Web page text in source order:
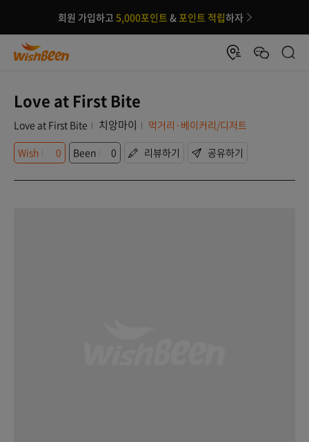
회원 가입하고 5,000포인트 &포인트 적립하자
Love at First Bite
Love at First Bite 치앙마이
먹거리·베이커리/디저트
Wish
0 Been 0 리뷰하기 공유하기